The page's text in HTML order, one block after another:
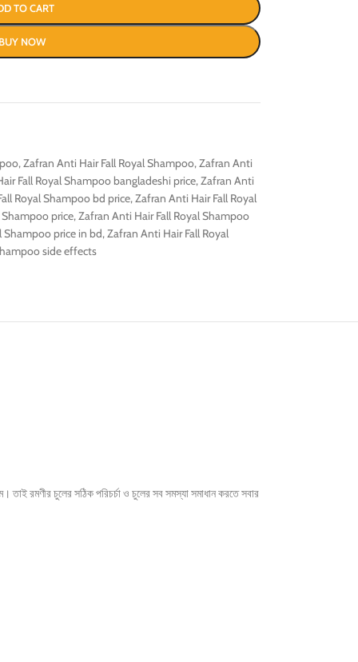
TO CART
BUY NOW
, Zafran Anti Hair Fall Royal Shampoo, Zafran Anti
Fall Royal Shampoo bangladeshi price, Zafran Anti
Royal Shampoo bd price, Zafran Anti Hair Fall Royal
price, Zafran Anti Hair Fall Royal Shampoo
Shampoo price in bd, Zafran Anti Hair Fall Royal
side effects
তাই রমণীর চুলের সঠিক পরিচর্চা ও চুলের সব সমস্যা সমাধান করতে সবার